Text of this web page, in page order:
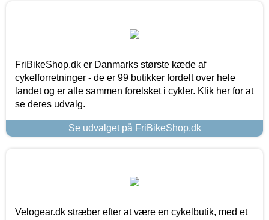
FriBikeShop.dk er Danmarks største kæde af
cykelforretninger - de er 99 butikker fordelt over hele
landet og er alle sammen forelsket i cykler. Klik her for at
se deres udvalg.
Se udvalget på FriBikeShop.dk
Velogear.dk stræber efter at være en cykelbutik, med et